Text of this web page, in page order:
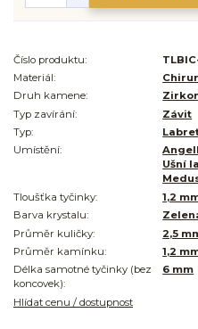
Číslo produktu:
Materiál:
Druh kamene:
Typ zavírání:
Závit
Typ:
Umístění:
Ušní
Tloušťka tyčinky:
1,2
Barva krystalu:
Průměr kuličky:
2,5
Průměr kamínku:
1,2
Délka samotné tyčinky (bez
koncovek):
6 mm
Hlídat cenu / dostupnost